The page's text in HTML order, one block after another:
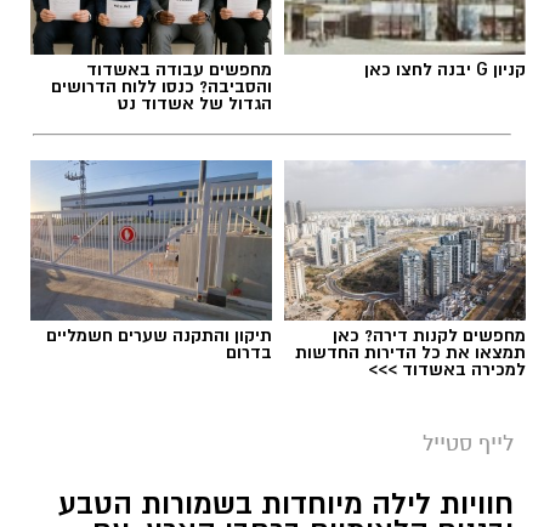
תגים:טיול
סיורי משפחות- צילום מיקה וולוב, אקואושן
במהלך הפעילות יכירו המשתתפים את הטבע
קניון G יבנה לחצו כאן מחפשים עבודה באשדוד
והסביבה? כנסו ללוח הדרושים
הגדול של אשדוד נט
מחפשים לקנות דירה? כאן
תמצאו את כל הדירות החדשות
למכירה באשדוד >>>
תיקון והתקנה שערים חשמליים
בדרום
לייף סטייל
חוויות לילה מיוחדות בשמורות הטבע